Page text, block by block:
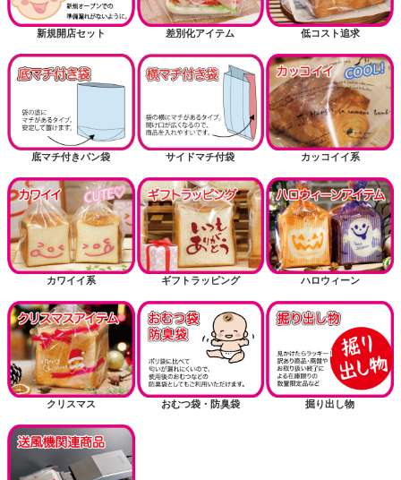
新規開店セット 差別化アイテム 低コスト追求
底マチ付きパン袋 サイドマチ付袋 カッコイイ系
カワイイ系 ギフトラッピング ハロウィーン
クリスマス おむつ袋・防臭袋 掘り出し物